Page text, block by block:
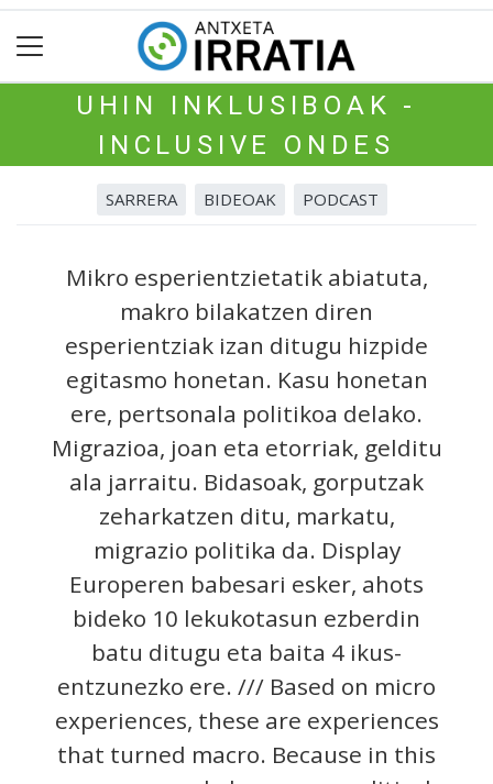
UHIN INKLUSIBOAK -
INCLUSIVE ONDES
SARRERA BIDEOAK PODCAST
Mikro esperientzietatik abiatuta,
makro bilakatzen diren
esperientziak izan ditugu hizpide
egitasmo honetan. Kasu honetan
ere, pertsonala politikoa delako.
Migrazioa, joan eta etorriak, gelditu
ala jarraitu. Bidasoak, gorputzak
zeharkatzen ditu, markatu,
migrazio politika da. Display
Europeren babesari esker, ahots
bideko 10 lekukotasun ezberdin
batu ditugu eta baita 4 ikus-
entzunezko ere. /// Based on micro
experiences, these are experiences
that turned macro. Because in this